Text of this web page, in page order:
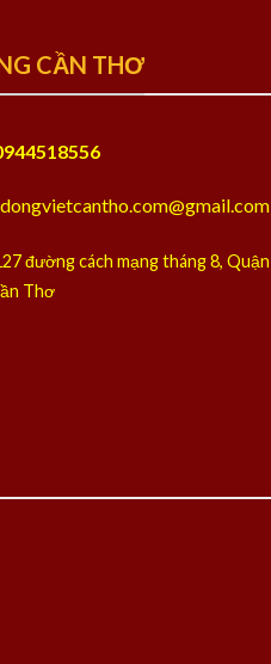
CẦN THƠ
đường cách mạng tháng 8,
Thơ